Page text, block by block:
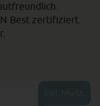
Best zertifiziert.